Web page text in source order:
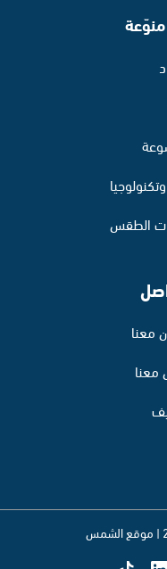
منوّعة
الطقس
معنا
معنا